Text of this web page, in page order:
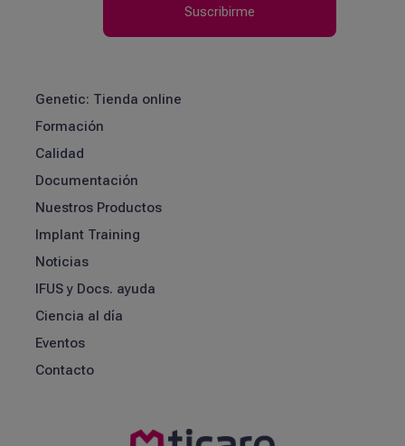
Genetic: Tienda online
Formación
Calidad
Documentación
Nuestros Productos
Implant Training
Noticias
IFUS y Docs. ayuda
Ciencia al día
Eventos
Contacto